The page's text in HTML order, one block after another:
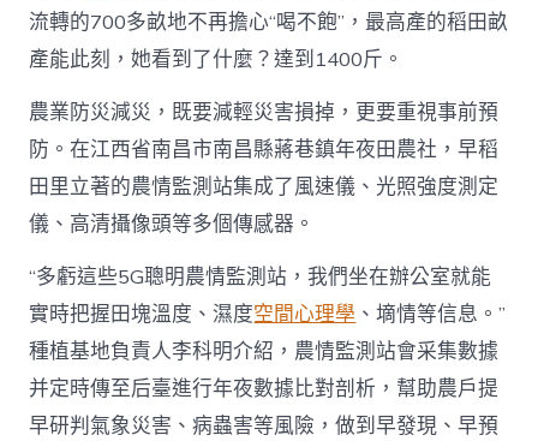
流轉的700多畝地不再擔心“喝不飽”，最高產的稻田畝
產能此刻，她看到了什麼？達到1400斤。
農業防災減災，既要減輕災害損掉，更要重視事前預
防。在江西省南昌市南昌縣蔣巷鎮年夜田農社，早稻
田里立著的農情監測站集成了風速儀、光照強度測定
儀、高清攝像頭等多個傳感器。
“多虧這些5G聰明農情監測站，我們坐在辦公室就能
實時把握田塊溫度、濕度空間心理學 、墑情等信息。”
種植基地負責人李科明介紹，農情監測站會采集數據
并定時傳至后臺進行年夜數據比對剖析，幫助農戶提
早研判氣象災害、病蟲害等風險，做到早發現、早預